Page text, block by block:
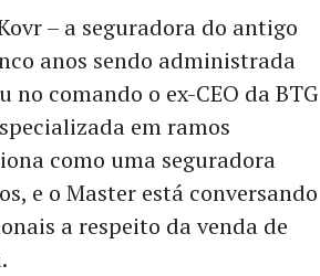
– a seguradora do antigo
anos sendo administrada
comando o ex-CEO da BTG
em ramos
como uma seguradora
e o Master está conversando
a respeito da venda de